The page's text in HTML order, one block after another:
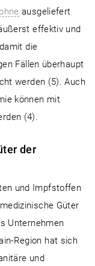
ausgeliefert
effektiv und
die
Fällen überhaupt
werden (5). Auch
können mit
(4).
der
und Impfstoffen
Güter
Unternehmen
Region hat sich
und